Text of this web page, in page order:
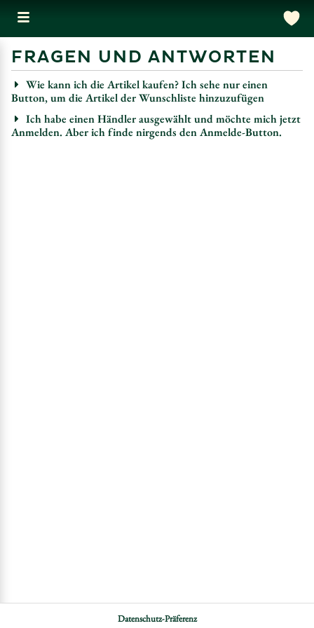
FRAGEN UND ANTWORTEN
Wie kann ich die Artikel kaufen? Ich sehe nur einen
Button, um die Artikel der Wunschliste hinzuzufügen
Ich habe einen Händler ausgewählt und möchte mich jetzt
Anmelden. Aber ich finde nirgends den Anmelde-Button.
Datenschutz-Präferenz